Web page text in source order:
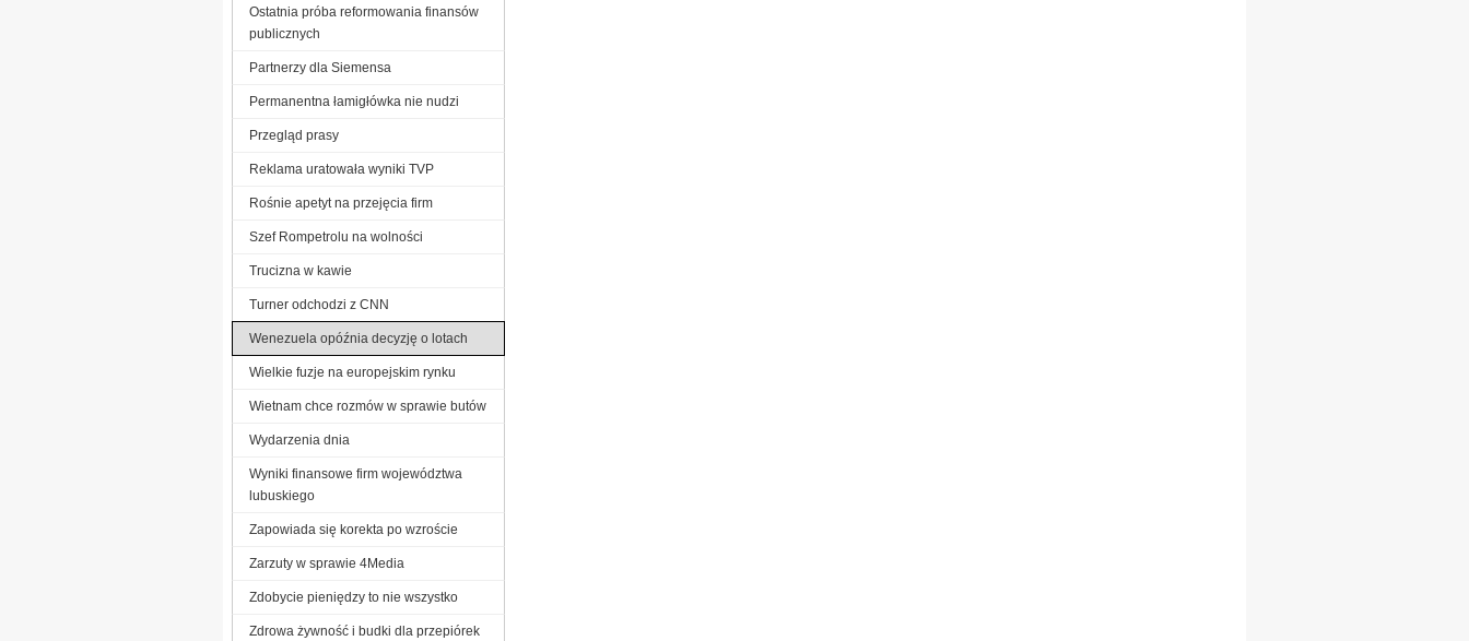
Ostatnia próba reformowania finansów
publicznych
Partnerzy dla Siemensa
Permanentna łamigłówka nie nudzi
Przegląd prasy
Reklama uratowała wyniki TVP
Rośnie apetyt na przejęcia firm
Szef Rompetrolu na wolności
Trucizna w kawie
Turner odchodzi z CNN
Wenezuela opóźnia decyzję o lotach
Wielkie fuzje na europejskim rynku
Wietnam chce rozmów w sprawie butów
Wydarzenia dnia
Wyniki finansowe firm województwa
lubuskiego
Zapowiada się korekta po wzroście
Zarzuty w sprawie 4Media
Zdobycie pieniędzy to nie wszystko
Zdrowa żywność i budki dla przepiórek